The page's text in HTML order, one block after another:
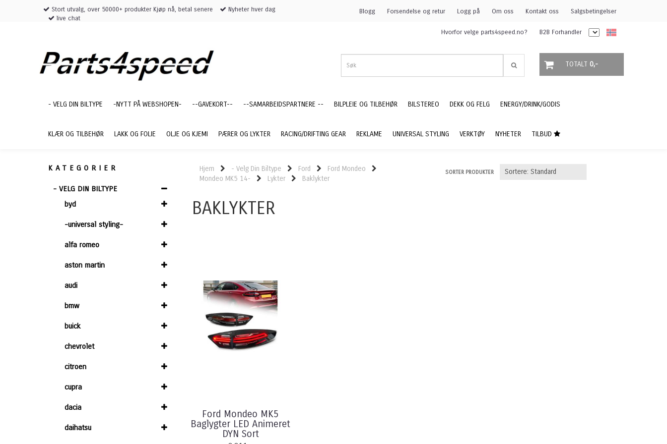
Stort utvalg, over 50000+ produkter Kjøp nå, betal senere
Nyheter hver dag
live chat
Blogg Forsendelse og retur Logg på Om oss Kontakt oss Salgsbetingelser
Hvorfor velge parts4speed.no? B2B Forhandler
TOTALT 0,-
- VELG DIN BILTYPE -NYTT PÅ WEBSHOPEN- --GAVEKORT-- --SAMARBEIDSPARTNERE -- BILPLEIE OG TILBEHØR BILSTEREO DEKK OG FELG ENERGY/DRINK/GODIS
KLÆR OG TILBEHØR LAKK OG FOLIE OLJE OG KJEMI PÆRER OG LYKTER RACING/DRIFTING GEAR REKLAME UNIVERSAL STYLING VERKTØY NYHETER TILBUD
KATEGORIER
- VELG DIN BILTYPE
byd
-universal styling-
alfa romeo
aston martin
audi
bmw
buick
chevrolet
citroen
cupra
dacia
daihatsu
Hjem - Velg Din Biltype Ford
Ford Mondeo
Mondeo MK5 14-
Lykter Baklykter
SORTER PRODUKTER
BAKLYKTER
Ford Mondeo MK5
Baglygter LED Animeret
DYN Sort